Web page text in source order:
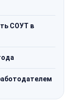
СОУТ в